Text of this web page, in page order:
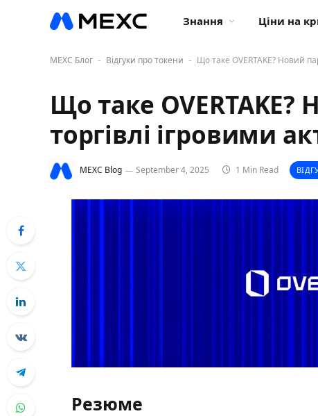
Знання Ціни на
MEXC Блог - Відгуки про токени - Що таке OVERTAKE? Новий
Що таке
торгівлі ігровими
MEXC Blog September 4, 2025 1 Min Read
Резюме